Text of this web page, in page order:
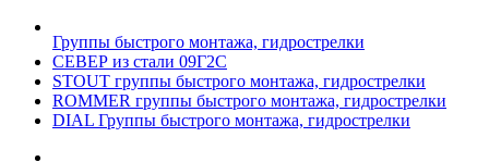
Группы быстрого монтажа, гидрострелки
СЕВЕР из стали 09Г2С
STOUT группы быстрого монтажа, гидрострелки
ROMMER группы быстрого монтажа, гидрострелки
DIAL Группы быстрого монтажа, гидрострелки